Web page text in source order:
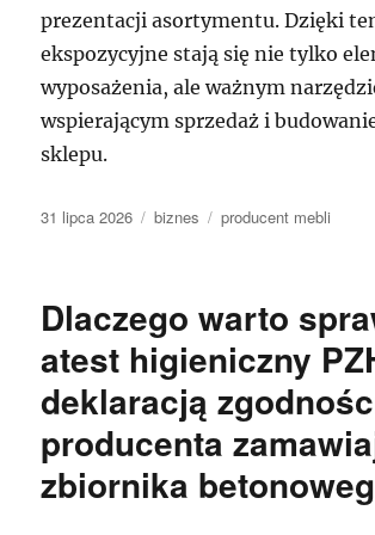
prezentacji asortymentu. Dzięki
ekspozycyjne stają się nie tylko
wyposażenia, ale ważnym
wspierającym sprzedaż i
sklepu.
Data
31 lipca 2026 Kategorie
biznes Tagi
producent mebli
Dlaczego warto
atest higieniczny
deklaracją
producenta
zbiornika